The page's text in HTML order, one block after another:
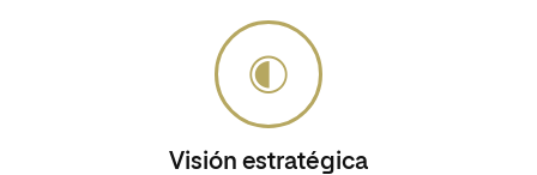
Visión estratégica